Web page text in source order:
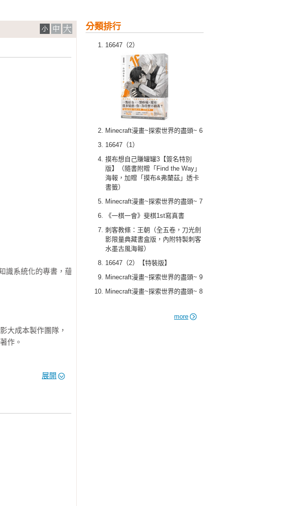
分類排行
16647（2）
Minecraft漫畫~探索世界的盡頭~ 6
16647（1）
摸布想自己賺罐罐3【簽名特別
版】（隨書附贈「Find the Way」
海報，加贈「摸布&弗蘭茲」透卡
書籤）
Minecraft漫畫~探索世界的盡頭~ 7
《一棋一會》斐棋1st寫真書
刺客教條：王朝（全五卷，刀光劍
影限量典藏書盒版，內附特製刺客
水墨古風海報）
16647（2）【特裝版】
Minecraft漫畫~探索世界的盡頭~ 9
Minecraft漫畫~探索世界的盡頭~ 8
more
識系統化的專書，蘊
大成本製作團隊，
作。
逛遊Travel等，搭
展開